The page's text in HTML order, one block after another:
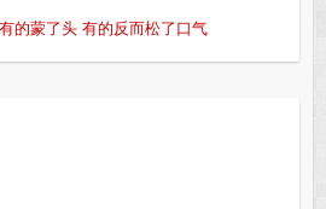
的蒙了头 有的反而松了口气